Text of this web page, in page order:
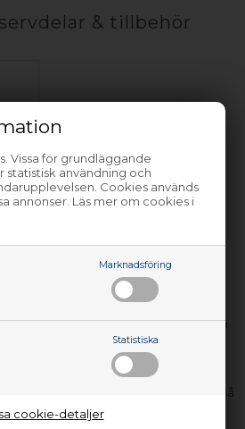
Vissa för grundläggande
statistisk användning och
Cookies används
annonser. Läs mer om cookies i
Marknadsföring
Statistiska
cookie-detaljer
& tillbehör
till Dyson
lager av reservdelar för nästan alla
vi inte har på lager, kan vi för det
du inte behöver vänta mer än några
rätt reservdel till din Dyson apparat, så
oss . Kom ihåg att ge så mycket
typskylten.